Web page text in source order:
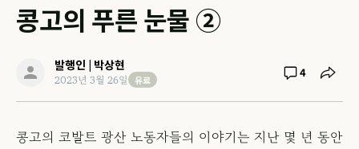
콩고의 푸른 눈물 ②
발행인 | 박상현
2023년 3월 26일 유료 4
콩고의 코발트 광산 노동자들의 이야기는 지난 몇 년 동안